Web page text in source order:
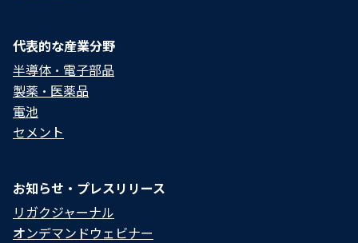
代表的な産業分野
半導体・電子部品
製薬・医薬品
電池
セメント
お知らせ・プレスリリース
リガクジャーナル
オンデマンドウェビナー